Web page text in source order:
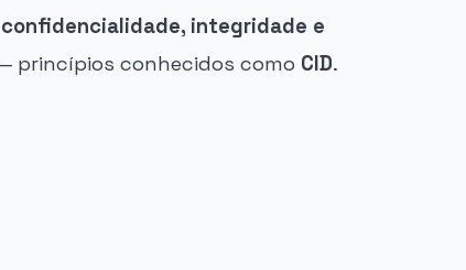
confidencialidade, integridade e
princípios conhecidos como CID.